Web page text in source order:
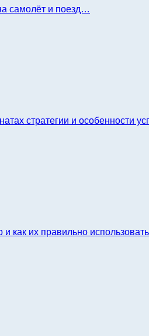
самолёт и поезд…
стратегии и особенности
и как их правильно